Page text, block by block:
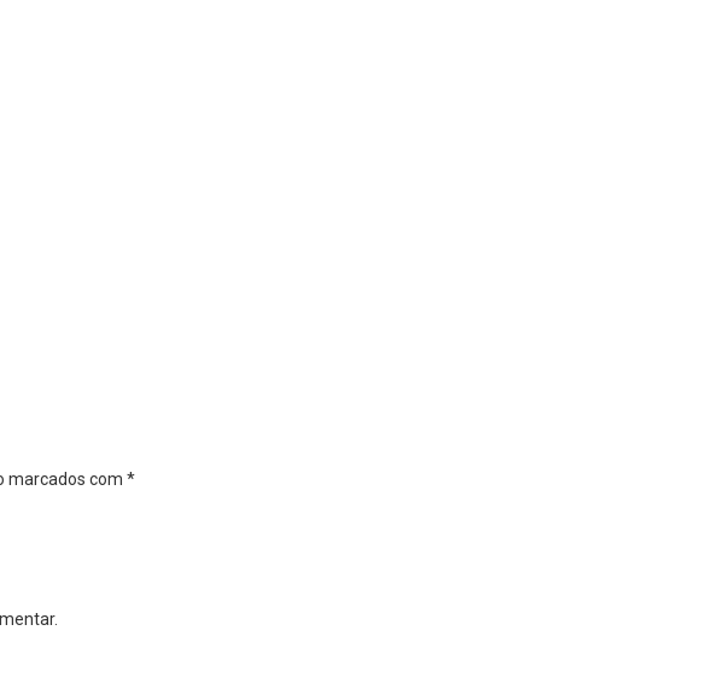
marcados com *